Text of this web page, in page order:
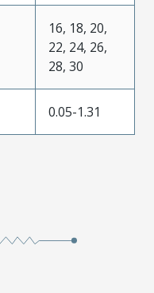
16, 18, 20,
22, 24, 26,
28, 30
0.05-1.31